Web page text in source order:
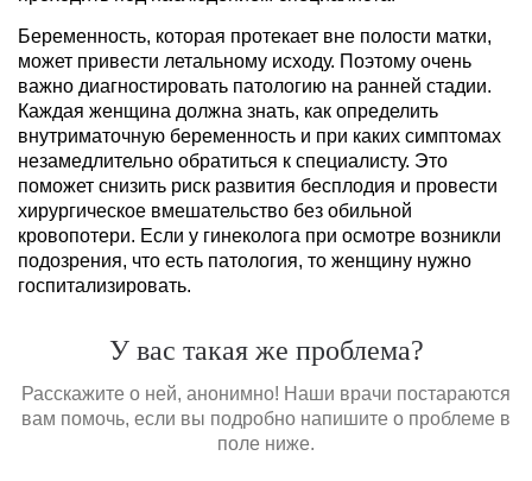
Беременность, которая протекает вне полости матки,
может привести летальному исходу. Поэтому очень
важно диагностировать патологию на ранней стадии.
Каждая женщина должна знать, как определить
внутриматочную беременность и при каких симптомах
незамедлительно обратиться к специалисту. Это
поможет снизить риск развития бесплодия и провести
хирургическое вмешательство без обильной
кровопотери. Если у гинеколога при осмотре возникли
подозрения, что есть патология, то женщину нужно
госпитализировать.
У вас такая же проблема?
Расскажите о ней, анонимно! Наши врачи постараются
вам помочь, если вы подробно напишите о проблеме в
поле ниже.